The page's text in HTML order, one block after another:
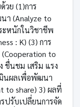
ย (1)การ
า (Analyze to
ะหนักในวิชาชีพ
: K) (3) การ
to
ชื่นชม เสริม แรง
นผลเพื่อพัฒนา
to share) 3) ผลที่
ปรับเปลี่ยนการจัด